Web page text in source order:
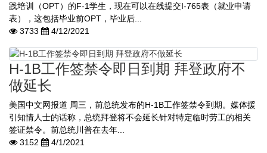
践培训（OPT）的F-1学生，现在可以在线提交I-765表（就业申请
表），这包括毕业前OPT，毕业后...
3733
4/12/2021
H-1B工作签禁令即日到期 拜登政府不
做延长
美国中文网报道 周三，前总统发布的H-1B工作签禁令到期。媒体援
引知情人士的话称，总统拜登将不会延长针对特定临时劳工的相关
签证禁令。前总统川普在去年...
3152
4/1/2021